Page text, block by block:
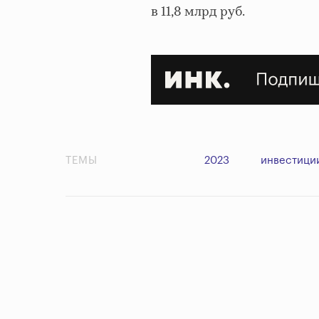
в 11,8 млрд руб.
ТЕМЫ 2023